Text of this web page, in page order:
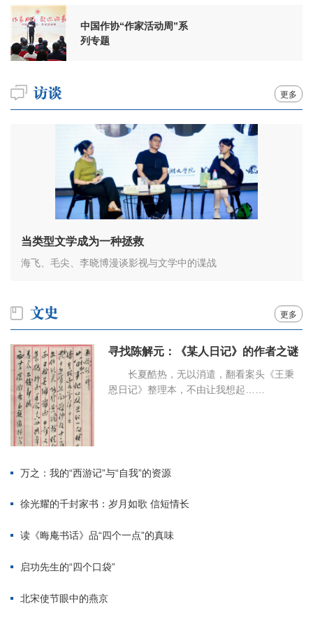
中国作协“作家活动周”系
列专题
更多
当类型文学成为一种拯救
海飞、毛尖、李晓博漫谈影视与文学中的谍战
更多
寻找陈解元：《某人日记》的作者之谜
长夏酷热，无以消遣，翻看案头《王秉
恩日记》整理本，不由让我想起……
万之：我的“西游记”与“自我”的资源
徐光耀的千封家书：岁月如歌 信短情长
读《晦庵书话》品“四个一点”的真味
启功先生的“四个口袋”
北宋使节眼中的燕京